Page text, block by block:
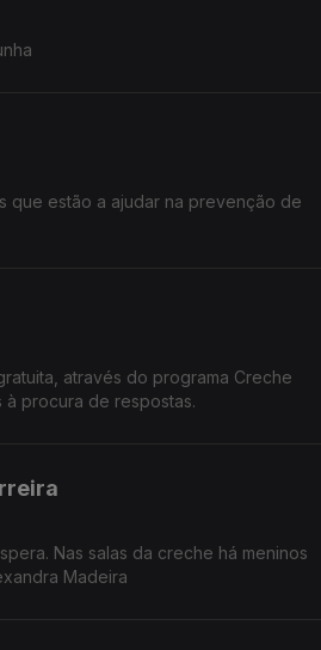
que estão a ajudar na prevenção de
através do programa Creche
à procura de respostas.
Nas salas da creche há meninos
Madeira